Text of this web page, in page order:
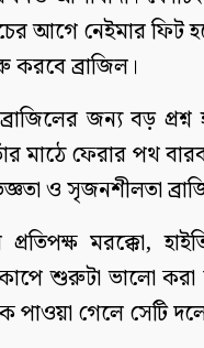
আগে নেইমার ফিট
করবে ব্রাজিল।
জন্য বড়
মাঠে ফেরার পথ
ও সৃজনশীলতা
প্রতিপক্ষ মরক্কো,
শুরুটা ভালো
পাওয়া গেলে সেটি